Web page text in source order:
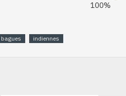
100%
bagues indiennes